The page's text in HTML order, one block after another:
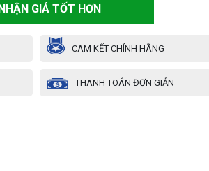
GIÁ TỐT HƠN
CAM KẾT CHÍNH HÃNG
THANH TOÁN ĐƠN GIẢN